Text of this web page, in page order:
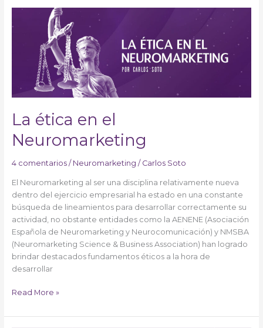
La ética en el
Neuromarketing
4 comentarios / Neuromarketing / Carlos Soto
El Neuromarketing al ser una disciplina relativamente nueva
dentro del ejercicio empresarial ha estado en una constante
búsqueda de lineamientos para desarrollar correctamente su
actividad, no obstante entidades como la AENENE (Asociación
Española de Neuromarketing y Neurocomunicación) y NMSBA
(Neuromarketing Science & Business Association) han logrado
brindar destacados fundamentos éticos a la hora de
desarrollar
ética
Neuromarketing
Read More »